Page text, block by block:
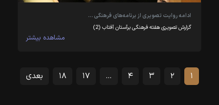
ادامه روایت تصویری از برنامه‌های فرهنگی …
گزارش تصویری هفته فرهنگی برآستان آفتاب (2)
مشاهده بیشتر
۱ ۲ ۳ ۴ … ۱۷ ۱۸ بعدی